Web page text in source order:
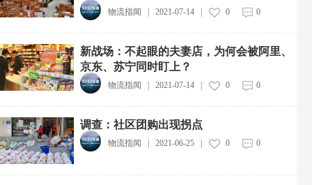
物流指闻 2021-07-14| 0 0
新战场：不起眼的夫妻店，为何会被阿里、
京东、苏宁同时盯上？
物流指闻 2021-07-14| 0 0
调查：社区团购出现拐点
物流指闻 2021-06-25| 0 0